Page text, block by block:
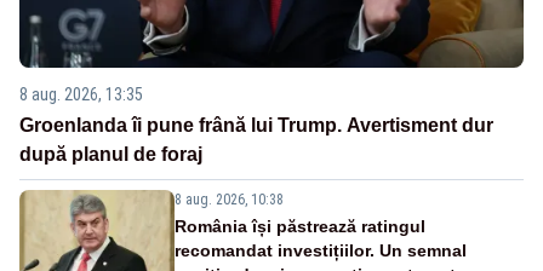
8 aug. 2026, 13:35
Groenlanda îi pune frână lui Trump. Avertisment dur
după planul de foraj
8 aug. 2026, 10:38
România își păstrează ratingul
recomandat investițiilor. Un semnal